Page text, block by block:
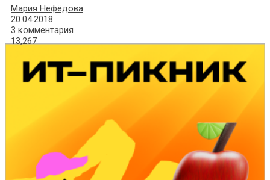
Мария Нефёдова
20.04.2018
3 комментария
13,267